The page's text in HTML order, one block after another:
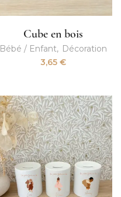
Cube en bois
Bébé / Enfant
Décoration
3,65€